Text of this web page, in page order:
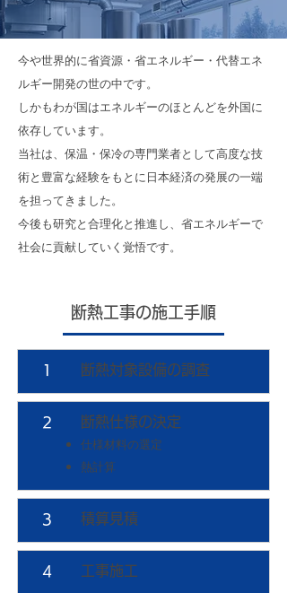
今や世界的に省資源・省エネルギー・代替エネ
ルギー開発の世の中です。
しかもわが国はエネルギーのほとんどを外国に
依存しています。
当社は、保温・保冷の専門業者として高度な技
術と豊富な経験をもとに日本経済の発展の一端
を担ってきました。
今後も研究と合理化と推進し、省エネルギーで
社会に貢献していく覚悟です。
断熱工事の施工手順
1 断熱対象設備の調査
2 断熱仕様の決定
仕様材料の選定
熱計算
3 積算見積
4 工事施工